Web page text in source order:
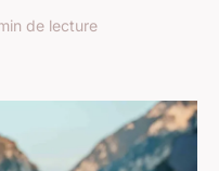
de lecture